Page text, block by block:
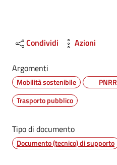
Condividi Azioni
Argomenti
Mobilità sostenibile PNRR
Trasporto pubblico
Tipo di documento
Documento (tecnico) di supporto